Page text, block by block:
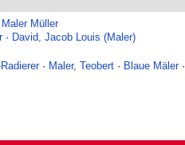
Maler Müller
· David, Jacob Louis (Maler)
· Maler, Teobert · Blaue Mäler·